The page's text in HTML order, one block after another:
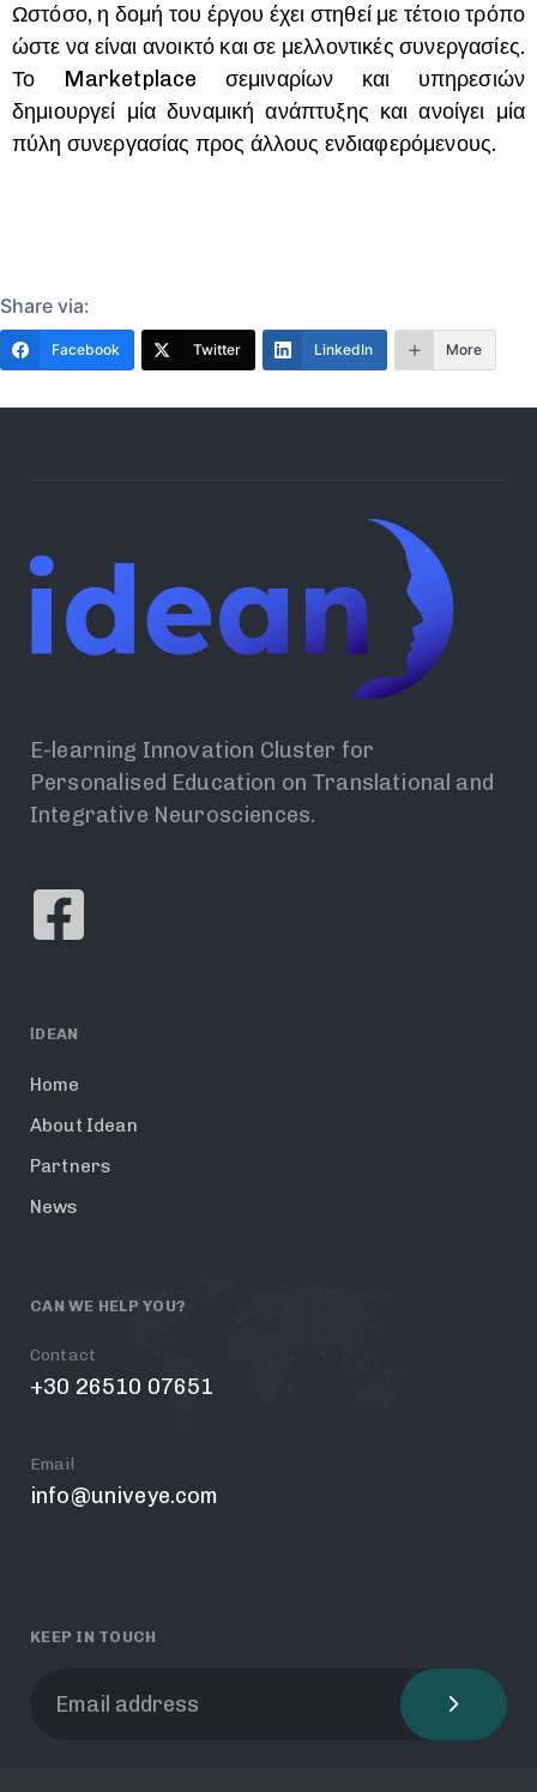
Ωστόσο, η δομή του έργου έχει στηθεί με τέτοιο τρόπο
ώστε να είναι ανοικτό και σε μελλοντικές συνεργασίες.
Το Marketplace σεμιναρίων και υπηρεσιών
δημιουργεί μία δυναμική ανάπτυξης και ανοίγει μία
πύλη συνεργασίας προς άλλους ενδιαφερόμενους.
Share via:
Facebook Twitter LinkedIn More
E-learning Innovation Cluster for
Personalised Education on Translational and
Integrative Neurosciences.
ΙDEAN
Home
About Idean
Partners
News
CAN WE HELP YOU?
Contact
+30 26510 07651
Email
info@univeye.com
KEEP IN TOUCH